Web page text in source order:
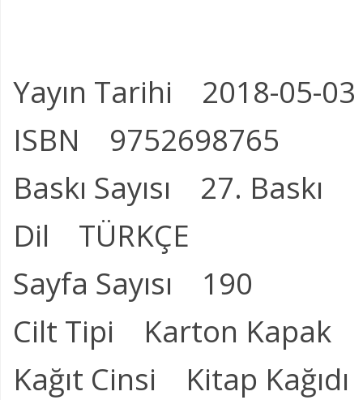
Yayın Tarihi 2018-05-03
ISBN 9752698765
Baskı Sayısı 27. Baskı
Dil TÜRKÇE
Sayfa Sayısı 190
Cilt Tipi Karton Kapak
Kağıt Cinsi Kitap Kağıdı